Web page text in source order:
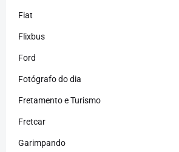
Fiat
Flixbus
Ford
Fotógrafo do dia
Fretamento e Turismo
Fretcar
Garimpando